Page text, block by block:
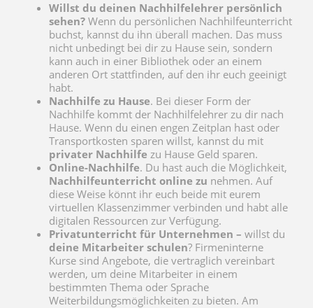
Willst du deinen Nachhilfelehrer persönlich
sehen? Wenn du persönlichen Nachhilfeunterricht
buchst, kannst du ihn überall machen. Das muss
nicht unbedingt bei dir zu Hause sein, sondern
kann auch in einer Bibliothek oder an einem
anderen Ort stattfinden, auf den ihr euch geeinigt
habt.
Nachhilfe zu Hause. Bei dieser Form der
Nachhilfe kommt der Nachhilfelehrer zu dir nach
Hause. Wenn du einen engen Zeitplan hast oder
Transportkosten sparen willst, kannst du mit
privater Nachhilfe zu Hause Geld sparen.
Online-Nachhilfe. Du hast auch die Möglichkeit,
Nachhilfeunterricht online zu nehmen. Auf
diese Weise könnt ihr euch beide mit eurem
virtuellen Klassenzimmer verbinden und habt alle
digitalen Ressourcen zur Verfügung.
Privatunterricht für Unternehmen – willst du
deine Mitarbeiter schulen? Firmeninterne
Kurse sind Angebote, die vertraglich vereinbart
werden, um deine Mitarbeiter in einem
bestimmten Thema oder Sprache
Weiterbildungsmöglichkeiten zu bieten. Am